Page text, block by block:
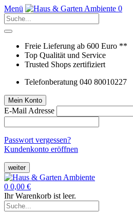
Menü 0
Freie Lieferung ab 600 Euro **
Top Qualität und Service
Trusted Shops zertifiziert
Telefonberatung 040 80010227
Mein Konto
E-Mail Adresse
Passwort vergessen?
Kundenkonto eröffnen
weiter
0 0,00 €
Ihr Warenkorb ist leer.